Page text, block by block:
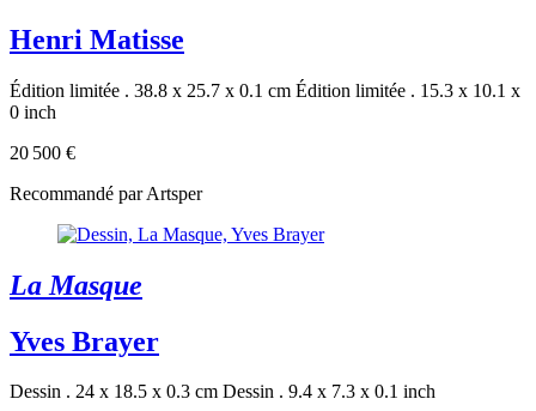
Henri Matisse
Édition limitée . 38.8 x 25.7 x 0.1 cm Édition limitée . 15.3 x 10.1 x
0 inch
20 500 €
Recommandé par Artsper
La Masque
Yves Brayer
Dessin . 24 x 18.5 x 0.3 cm Dessin . 9.4 x 7.3 x 0.1 inch